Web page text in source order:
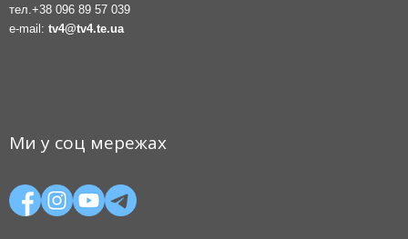
тел. +38 096 89 57 039
e-mail: tv4@tv4.te.ua
Ми у соц мережах